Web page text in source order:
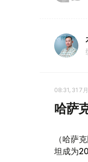
08:31, 31 7
哈萨
（哈萨
坦成为